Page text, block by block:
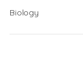
Biology